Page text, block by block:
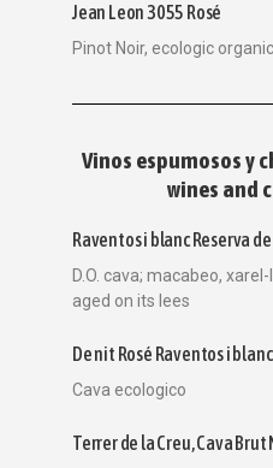
Jean Leon 3055 Rosé
Pinot Noir, ecologic
Vinos espumosos y
wines and
Raventos i blanc Reserva
D.O. cava; macabeo,
aged on its lees
De nit Rosé Raventos i
Cava ecologico
Terrer de la Creu, Cava Brut